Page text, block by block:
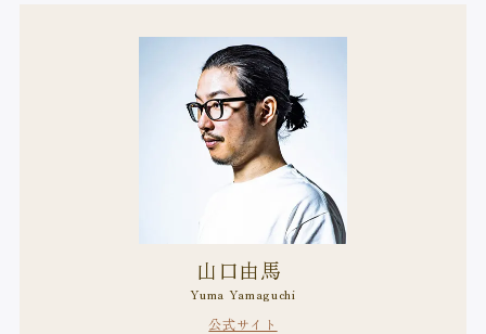
山口由馬
Yuma Yamaguchi
公式サイト